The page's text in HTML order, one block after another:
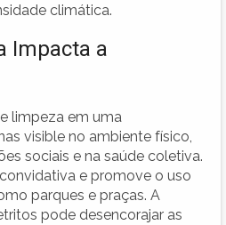
climática.
Impacta a
limpeza em uma
visible no ambiente físico,
sociais e na saúde coletiva.
e promove o uso
parques e praças. A
pode desencorajar as